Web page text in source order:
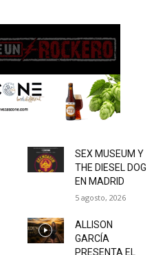
SEX MUSEUM Y
THE DIESEL DOG
EN MADRID
5 agosto, 2026
ALLISON
GARCÍA
PRESENTA EL